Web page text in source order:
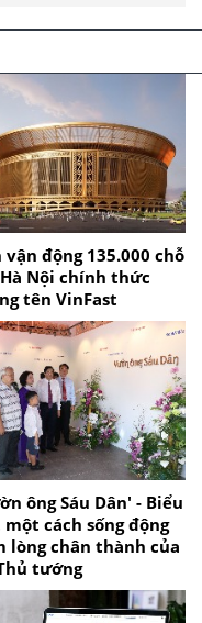
vận động 135.000 chỗ
Nội chính thức
tên VinFast
ông Sáu Dân' - Biểu
cách sống động
lòng chân thành của
tướng